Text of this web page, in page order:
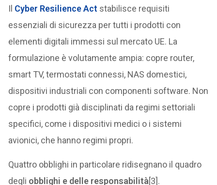
Il Cyber Resilience Act stabilisce requisiti
essenziali di sicurezza per tutti i prodotti con
elementi digitali immessi sul mercato UE. La
formulazione è volutamente ampia: copre router,
smart TV, termostati connessi, NAS domestici,
dispositivi industriali con componenti software. Non
copre i prodotti già disciplinati da regimi settoriali
specifici, come i dispositivi medici o i sistemi
avionici, che hanno regimi propri.
Quattro obblighi in particolare ridisegnano il quadro
degli obblighi e delle responsabilità[3].